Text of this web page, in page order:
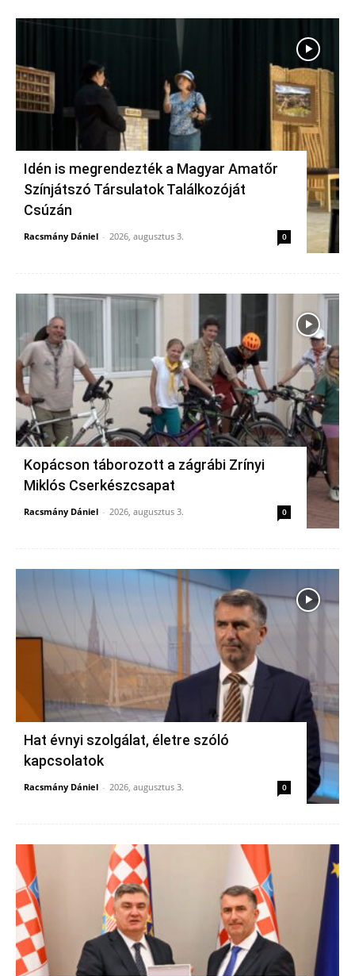
Idén is megrendezték a Magyar Amatőr
Színjátszó Társulatok Találkozóját
Csúzán
Racsmány Dániel - 2026, augusztus 3. 0
Kopácson táborozott a zágrábi Zrínyi
Miklós Cserkészcsapat
Racsmány Dániel - 2026, augusztus 3. 0
Hat évnyi szolgálat, életre szóló
kapcsolatok
Racsmány Dániel - 2026, augusztus 3. 0